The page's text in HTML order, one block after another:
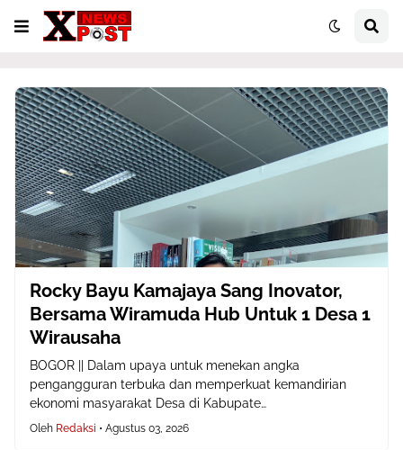
Rocky Bayu Kamajaya Sang Inovator,
Bersama Wiramuda Hub Untuk 1 Desa 1
Wirausaha
BOGOR || Dalam upaya untuk menekan angka
pengangguran terbuka dan memperkuat kemandirian
ekonomi masyarakat Desa di Kabupate…
Oleh Redaksi • Agustus 03, 2026